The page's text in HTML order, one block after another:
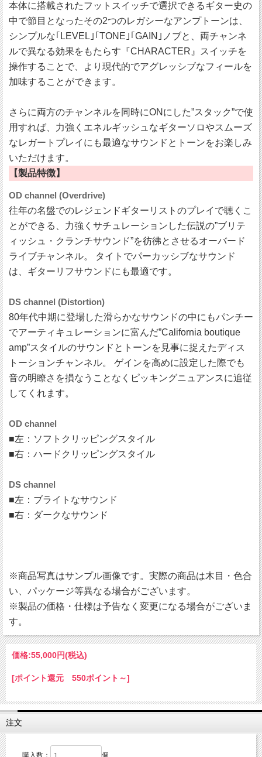
本体に搭載されたフットスイッチで選択できるギター史の
中で節目となったその2つのレガシーなアンプトーンは、
シンプルな｢LEVEL｣｢TONE｣｢GAIN｣ノブと、両チャンネ
ルで異なる効果をもたらす『CHARACTER』スイッチを
操作することで、より現代的でアグレッシブなフィールを
加味することができます。
さらに両方のチャンネルを同時にONにした”スタック”で使
用すれば、力強くエネルギッシュなギターソロやスムーズ
なレガートプレイにも最適なサウンドとトーンをお楽しみ
いただけます。
【製品特徴】
OD channel (Overdrive)
往年の名盤でのレジェンドギターリストのプレイで聴くこ
とができる、力強くサチュレーションした伝説の”ブリテ
ィッシュ・クランチサウンド”を彷彿とさせるオーバード
ライブチャンネル。 タイトでパーカッシブなサウンド
は、ギターリフサウンドにも最適です。
DS channel (Distortion)
80年代中期に登場した滑らかなサウンドの中にもパンチー
でアーティキュレーションに富んだ”California boutique
amp”スタイルのサウンドとトーンを見事に捉えたディス
トーションチャンネル。 ゲインを高めに設定した際でも
音の明瞭さを損なうことなくピッキングニュアンスに追従
してくれます。
OD channel
■左：ソフトクリッピングスタイル
■右：ハードクリッピングスタイル
DS channel
■左：ブライトなサウンド
■右：ダークなサウンド
※商品写真はサンプル画像です。実際の商品は木目・色合
い、パッケージ等異なる場合がございます。
※製品の価格・仕様は予告なく変更になる場合がございま
す。
価格:55,000円(税込)
[ポイント還元 550ポイント～]
注文